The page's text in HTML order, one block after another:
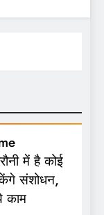
में है कोई
संशोधन,
काम